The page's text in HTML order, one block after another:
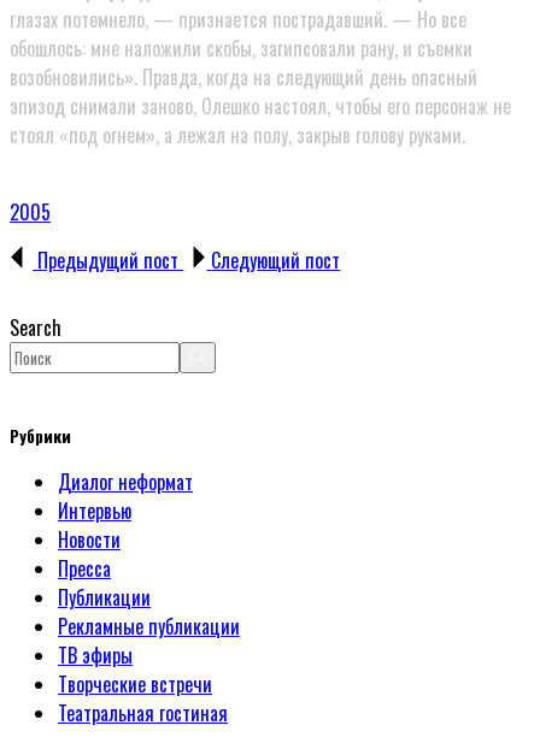
глазах потемнело, — признается пострадавший. — Но все
обошлось: мне наложили скобы, загипсовали рану, и съемки
возобновились». Правда, когда на следующий день опасный
эпизод снимали заново, Олешко настоял, чтобы его персонаж не
стоял «под огнем», а лежал на полу, закрыв голову руками.
2005
Предыдущий пост
Следующий пост
Search
Рубрики
Диалог неформат
Интервью
Новости
Пресса
Публикации
Рекламные публикации
ТВ эфиры
Творческие встречи
Театральная гостиная